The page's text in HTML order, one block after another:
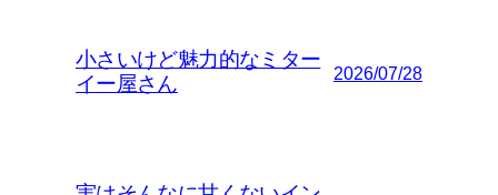
小さいけど魅力的なミター
イー屋さん
2026/07/28